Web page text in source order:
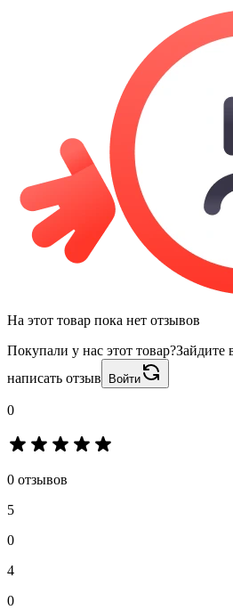
На этот товар пока нет отзывов
Покупали у нас этот товар?Зайдите
написать отзыв
Войти
0
0 отзывов
5
0
4
0